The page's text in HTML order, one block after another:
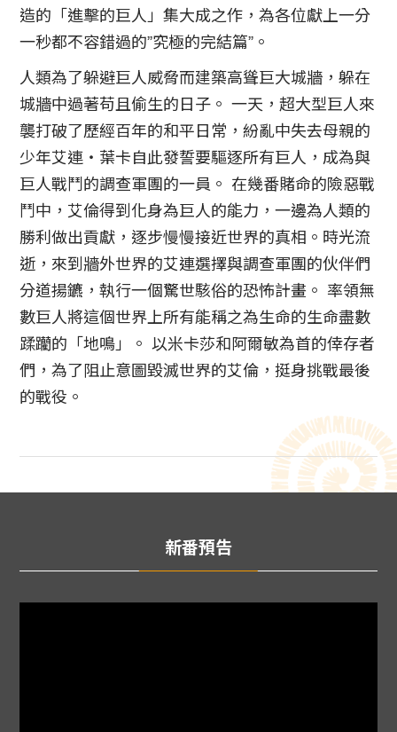
造的「進擊的巨人」集大成之作，為各位獻上一分
一秒都不容錯過的”究極的完結篇”。
人類為了躲避巨人威脅而建築高聳巨大城牆，躲在
城牆中過著苟且偷生的日子。 一天，超大型巨人來
襲打破了歷經百年的和平日常，紛亂中失去母親的
少年艾連・葉卡自此發誓要驅逐所有巨人，成為與
巨人戰鬥的調查軍團的一員。 在幾番賭命的險惡戰
鬥中，艾倫得到化身為巨人的能力，一邊為人類的
勝利做出貢獻，逐步慢慢接近世界的真相。時光流
逝，來到牆外世界的艾連選擇與調查軍團的伙伴們
分道揚鑣，執行一個驚世駭俗的恐怖計畫。 率領無
數巨人將這個世界上所有能稱之為生命的生命盡數
蹂躪的「地鳴」。 以米卡莎和阿爾敏為首的倖存者
們，為了阻止意圖毀滅世界的艾倫，挺身挑戰最後
的戰役。
新番預告